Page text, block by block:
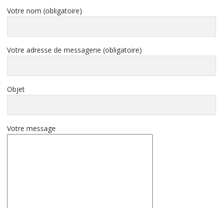
Votre nom (obligatoire)
Votre adresse de messagerie (obligatoire)
Objet
Votre message